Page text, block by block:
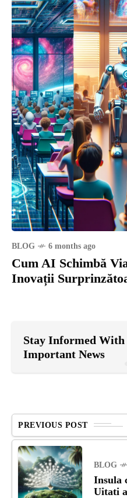
BLOG 6 months ago
Cum AI Schimbă
Inovații
Stay Informed
Important News
PREVIOUS POST
BLOG
Insula
Uitati